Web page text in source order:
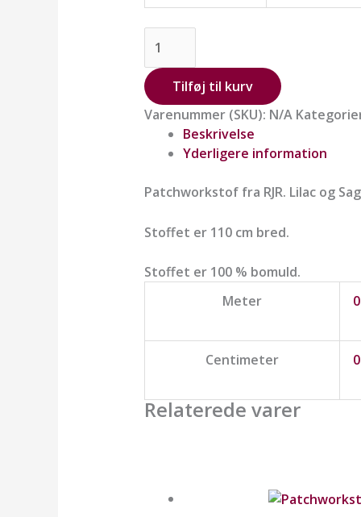
Tilføj til kurv
Varenummer (SKU): N/A
Beskrivelse
Yderligere information
Patchworkstof fra RJR. Lilac og
Stoffet er 110 cm bred.
Stoffet er 100 % bomuld.
Meter
Centimeter
Relaterede varer